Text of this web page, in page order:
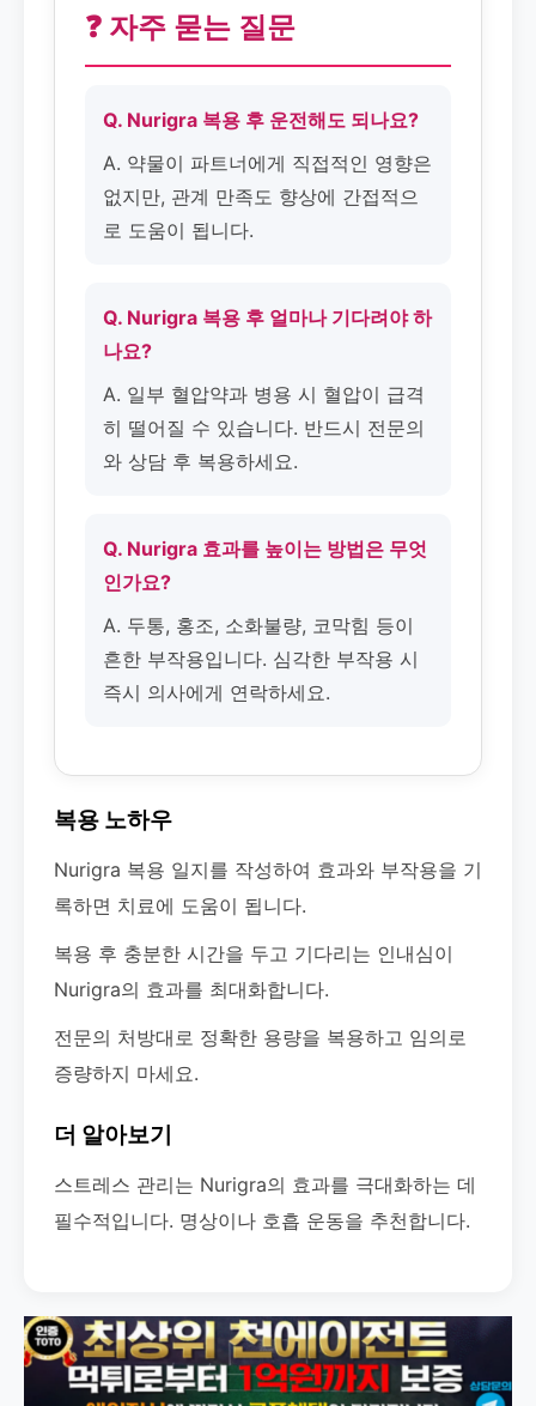
❓ 자주 묻는 질문
Q. Nurigra 복용 후 운전해도 되나요?
A. 약물이 파트너에게 직접적인 영향은
없지만, 관계 만족도 향상에 간접적으
로 도움이 됩니다.
Q. Nurigra 복용 후 얼마나 기다려야 하
나요?
A. 일부 혈압약과 병용 시 혈압이 급격
히 떨어질 수 있습니다. 반드시 전문의
와 상담 후 복용하세요.
Q. Nurigra 효과를 높이는 방법은 무엇
인가요?
A. 두통, 홍조, 소화불량, 코막힘 등이
흔한 부작용입니다. 심각한 부작용 시
즉시 의사에게 연락하세요.
복용 노하우
Nurigra 복용 일지를 작성하여 효과와 부작용을 기
록하면 치료에 도움이 됩니다.
복용 후 충분한 시간을 두고 기다리는 인내심이
Nurigra의 효과를 최대화합니다.
전문의 처방대로 정확한 용량을 복용하고 임의로
증량하지 마세요.
더 알아보기
스트레스 관리는 Nurigra의 효과를 극대화하는 데
필수적입니다. 명상이나 호흡 운동을 추천합니다.